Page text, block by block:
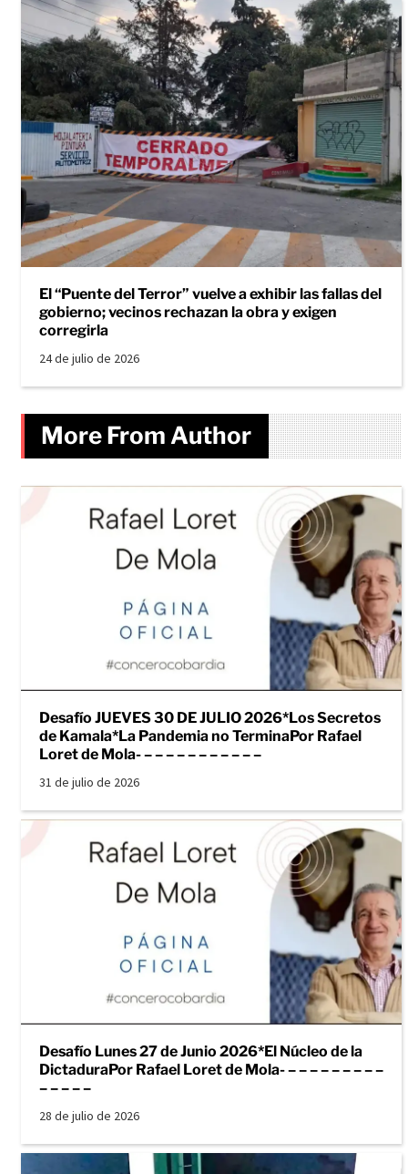
El “Puente del Terror” vuelve a exhibir las fallas del
gobierno; vecinos rechazan la obra y exigen
corregirla
24 de julio de 2026
More From Author
Desafío JUEVES 30 DE JULIO 2026*Los Secretos
de Kamala*La Pandemia no TerminaPor Rafael
Loret de Mola- – – – – – – – – – – –
31 de julio de 2026
Desafío Lunes 27 de Junio 2026*El Núcleo de la
DictaduraPor Rafael Loret de Mola- – – – – – – – – –
– – – – –
28 de julio de 2026